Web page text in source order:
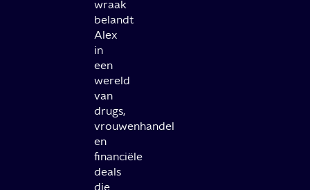
wraak
belandt
Alex
in
een
wereld
van
drugs,
vrouwenhandel
en
financiële
deals
die